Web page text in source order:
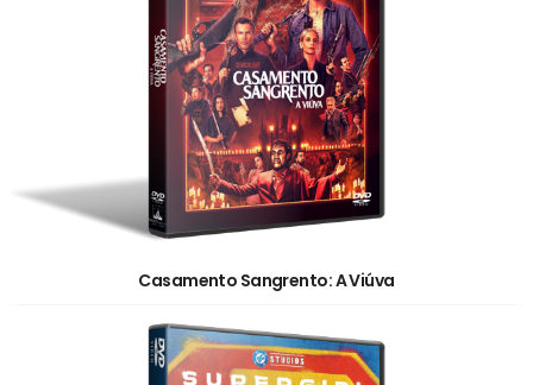
Casamento Sangrento: A Viúva